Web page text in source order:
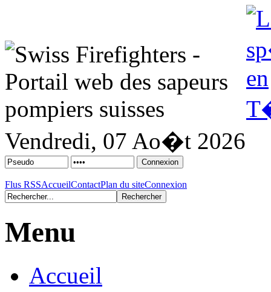
Vendredi, 07 Ao�t 2026
Flus RSSAccueilContactPlan du siteConnexion
Menu
Accueil